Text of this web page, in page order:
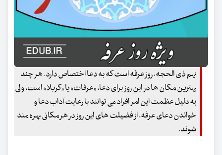
نهم ذی الحجه، روز عرفه است که به دعا اختصاص دارد. هر چند
بهترین مکان ها در این روز برای دعا، «عرفات» یا «کربلا» است، ولی
به دلیل عظمت این امر افراد می توانند با رعایت آداب دعا و
خواندن دعای عرفه، از فضیلت های این روز در هر مکانی بهره مند
شوند.